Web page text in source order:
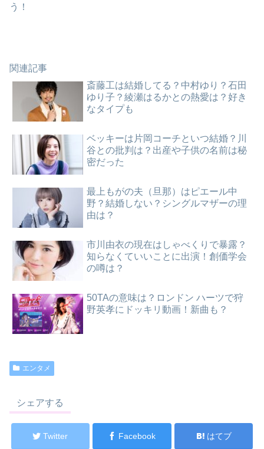
う！
関連記事
斎藤工は結婚してる？中村ゆり？石田
ゆり子？綾瀬はるかとの熱愛は？好き
なタイプも
ベッキーは片岡コーチといつ結婚？川
谷との批判は？出産や子供の名前は秘
密だった
最上もがの夫（旦那）はピエール中
野？結婚しない？シングルマザーの理
由は？
市川由衣の現在はしゃべくりで暴露？
知らなくていいことに出演！創価学会
の噂は？
50TAの意味は？ロンドン ハーツで狩
野英孝にドッキリ動画！新曲も？
エンタメ
シェアする
Twitter Facebook はてブ